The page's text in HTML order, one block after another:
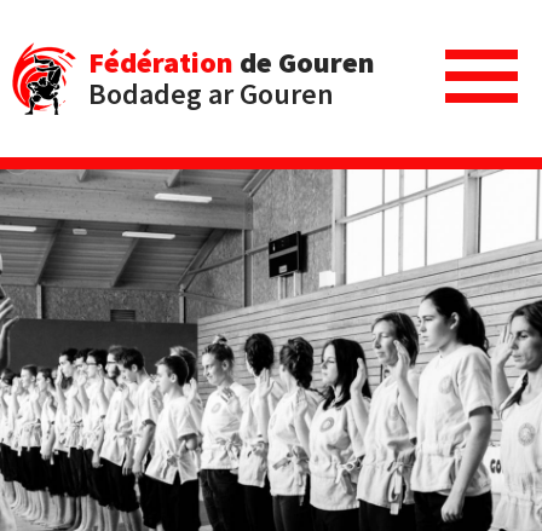
Fédération de Gouren
Bodadeg ar Gouren